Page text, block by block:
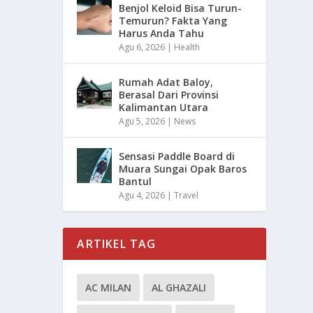
Benjol Keloid Bisa Turun-
Temurun? Fakta Yang
Harus Anda Tahu
Agu 6, 2026 | Health
Rumah Adat Baloy,
Berasal Dari Provinsi
Kalimantan Utara
Agu 5, 2026 | News
Sensasi Paddle Board di
Muara Sungai Opak Baros
Bantul
Agu 4, 2026 |Travel
ARTIKEL TAG
AC MILAN AL GHAZALI